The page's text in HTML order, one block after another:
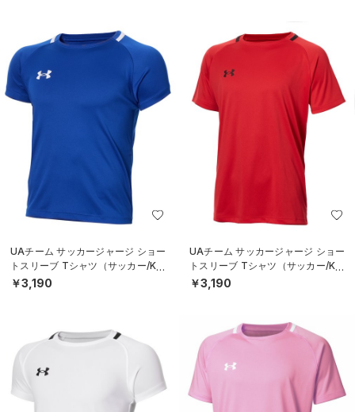
UAチーム サッカージャージ ショー
トスリーブ Tシャツ（サッカー/KID
S）
￥3,190
UAチーム サッカージャージ ショー
トスリーブ Tシャツ（サッカー/KID
S）
￥3,190